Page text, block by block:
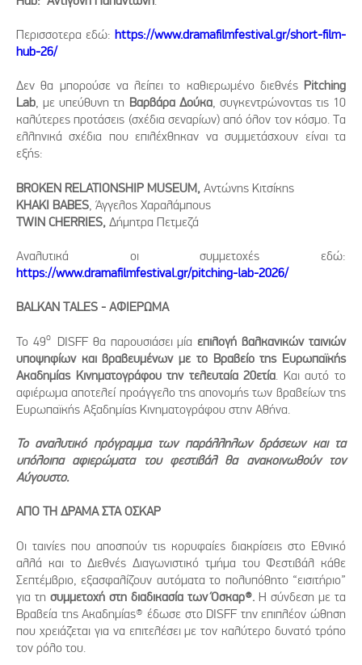
Περισσοτερα εδώ: https://www.dramafilmfestival.gr/short-film-
hub-26/
Δεν θα μπορούσε να λείπει το καθιερωμένο διεθνές Pitching
Lab, με υπεύθυνη τη Βαρβάρα Δούκα, συγκεντρώνοντας τις 10
καλύτερες προτάσεις (σχέδια σεναρίων) από όλον τον κόσμο. Tα
ελληνικά σχέδια που επιλέχθηκαν να συμμετάσχουν είναι τα
εξής:
BROKEN RELATIONSHIP MUSEUM, Αντώνης Κιτσίκης
KHAKI BABES, Άγγελος Χαραλάμπους
TWIN CHERRIES, Δήμητρα Πετμεζά
Αναλυτικά οι συμμετοχές εδώ:
https://www.dramafilmfestival.gr/pitching-lab-2026/
BALKAN ΤALES - AΦΙΕΡΩΜΑ
Το 49ο DISFF θα παρουσιάσει μία επιλογή βαλκανικών ταινιών
υποψηφίων και βραβευμένων με το Βραβείο της Ευρωπαϊκής
Ακαδημίας Κινηματογράφου την τελευταία 20ετία . Και αυτό το
αφιέρωμα αποτελεί προάγγελο της απονομής των βραβείων της
Ευρωπαϊκής Αξαδημίας Κινηματογράφου στην Αθήνα.
Το αναλυτικό πρόγραμμα των παράλληλων δράσεων και τα
υπόλοιπα αφιερώματα του φεστιβάλ θα ανακοινωθούν τον
Αύγουστο.
ΑΠΟ ΤΗ ΔΡΑΜΑ ΣΤΑ ΟΣΚΑΡ
Οι ταινίες που αποσπούν τις κορυφαίες διακρίσεις στο Εθνικό
αλλά και το Διεθνές Διαγωνιστικό τμήμα του Φεστιβάλ κάθε
Σεπτέμβριο, εξασφαλίζουν αυτόματα το πολυπόθητο “εισιτήριο”
για τη συμμετοχή στη διαδικασία των Όσκαρ®. Η σύνδεση με τα
Βραβεία της Ακαδημίας® έδωσε στο DISFF την επιπλέον ώθηση
που χρειάζεται για να επιτελέσει με τον καλύτερο δυνατό τρόπο
τον ρόλο του.